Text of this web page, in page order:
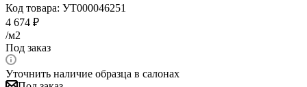
Код товара: УТ000046251
4 674 ₽
/м2
Под заказ
Уточнить наличие образца в салонах